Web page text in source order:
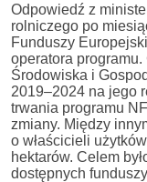
Odpowiedź z
rolniczego po
Funduszy
operatora
Środowiska i
2019–2024 na jego
trwania programu
zmiany. Między
o właścicieli
hektarów. Celem
dostępnych